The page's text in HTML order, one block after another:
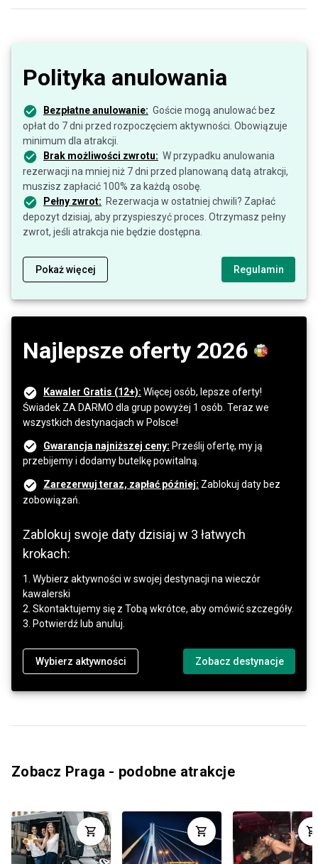
Polityka anulowania
Bezpłatne anulowanie: Goście mogą anulować bez
opłat do 7 dni przed rozpoczęciem aktywności. Obowiązuje
minimum dla atrakcji.
Brak możliwości zwrotu: W przypadku anulowania
rezerwacji na mniej niż 7 dni przed planowaną datą atrakcji,
muszisz zapłacić 100% za każdą osobę.
Pełny zwrot: Rezerwacja w ostatniej chwili? Zapłać
depozyt dzisiaj, aby przyspieszyć proces. Otrzymasz pełny
zwrot, jeśli atrakcja nie będzie dostępna.
Pokaż więcej Regulamin
Najlepsze oferty 2026
Kawaler Gratis (12+): Więcej osób, lepsze oferty!
Świadek ZA DARMO dla grup powyżej 1 osób. Teraz we
wszystkich destynacjach w Polsce!
Gwarancja najniższej ceny: Prześlij ofertę, my ją
przebijemy i dodamy butelkę powitalną.
Zarezerwuj teraz, zapłać później: Zablokuj daty bez
zobowiązań.
Zablokuj swoje daty dzisiaj w 3 łatwych
krokach:
1. Wybierz aktywności w swojej destynacji na wieczór
kawalerski
2. Skontaktujemy się z Tobą wkrótce, aby omówić szczegóły.
3. Potwierdź lub anuluj.
Wybierz aktywności Zobacz destynacje
Zobacz Praga - podobne atrakcje